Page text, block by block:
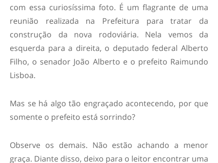
com essa curiosíssima foto. É um flagrante de uma
reunião realizada na Prefeitura para tratar da
construção da nova rodoviária. Nela vemos da
esquerda para a direita, o deputado federal Alberto
Filho, o senador João Alberto e o prefeito Raimundo
Lisboa.
Mas se há algo tão engraçado acontecendo, por que
somente o prefeito está sorrindo?
Observe os demais. Não estão achando a menor
graça. Diante disso, deixo para o leitor encontrar uma